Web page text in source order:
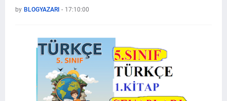
by BLOGYAZARI - 17:10:00